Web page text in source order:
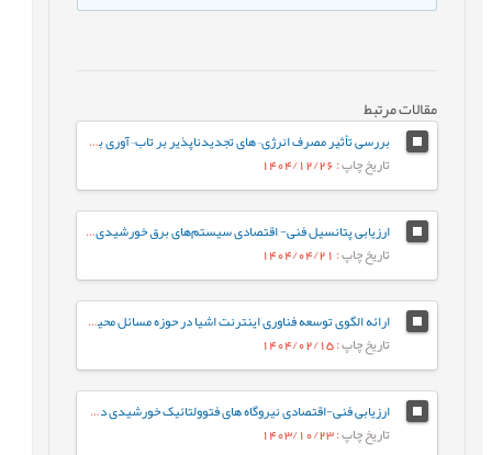
مقالات مرتبط
بررسی تأثیر مصرف انرژی¬های تجدیدناپذیر بر تاب¬آوری بوم‌شناختی ایران با استفاده از مدل ARDL
تاریخ چاپ: 1404/12/26
ارزیابی پتانسیل فنی- اقتصادی سیستم‌های برق خورشیدی در ساختمان¬های مسکونی در استان گیلان
تاریخ چاپ: 1404/04/21
ارائه الگوی توسعه فناوری اینترنت اشیا در حوزه مسائل محیطزیست و انرژی بهمنظور تحقق اهداف توسعه پایدار
تاریخ چاپ: 1404/02/15
ارزیابی فنی-اقتصادی نیروگاه های فتوولتائیک خورشیدی در استان گیلان
تاریخ چاپ: 1403/10/23